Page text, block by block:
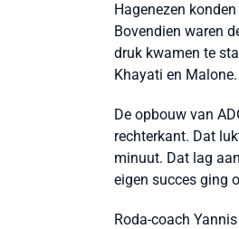
Hagenezen
Bovendien waren
druk kwamen te
Khayati en Malone.
De opbouw van
rechterkant. Dat
minuut. Dat lag
eigen succes ging
Roda-coach